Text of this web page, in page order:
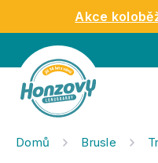
obsah
Akce
Domů Brusle